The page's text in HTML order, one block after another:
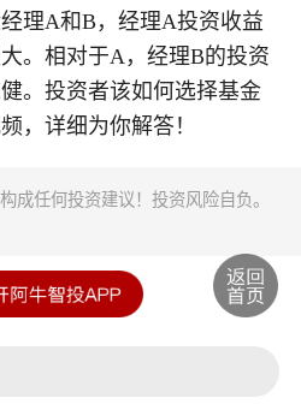
理A和B，经理A投资收益
。相对于A，经理B的投资
。投资者该如何选择基金
，详细为你解答！
成任何投资建议！投资风险自负。